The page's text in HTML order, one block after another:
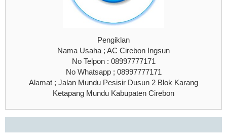
Pengiklan
Nama Usaha ; AC Cirebon Ingsun
No Telpon : 08997777171
No Whatsapp ; 08997777171
Alamat ; Jalan Mundu Pesisir Dusun 2 Blok Karang
Ketapang Mundu Kabupaten Cirebon